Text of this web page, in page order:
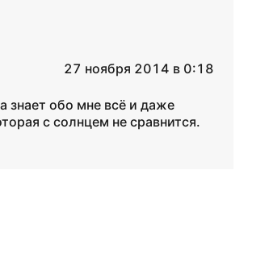
27 ноября 2014 в 0:18
знает обо мне всё и даже
с солнцем не сравнится.